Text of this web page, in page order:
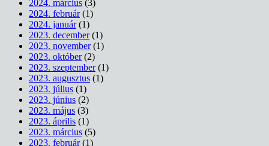
2024. március (3)
2024. február(1)
2024. január(1)
2023. december(1)
2023. november(1)
2023. október(2)
2023. szeptember(1)
2023. augusztus (1)
2023. július (1)
2023. június (2)
2023. május (3)
2023. április (1)
2023. március (5)
2023. február(1)